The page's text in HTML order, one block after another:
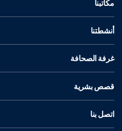
مكاتبنا
أنشطتنا
غرفة الصحافة
قصص بشرية
اتصل بنا